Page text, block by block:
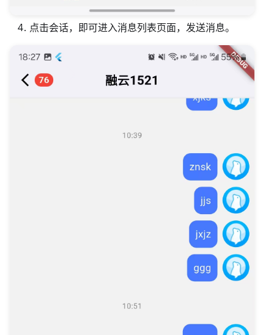
点击会话，即可进入消息列表页面，发送消息。